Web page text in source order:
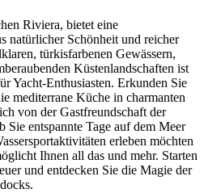
Riviera, bietet eine
natürlicher Schönheit und reicher
türkisfarbenen Gewässern,
Küstenlandschaften ist
Yacht-Enthusiasten. Erkunden Sie
mediterrane Küche in charmanten
von der Gastfreundschaft der
Sie entspannte Tage auf dem Meer
erleben möchten
Ihnen all das und mehr. Starten
und entdecken Sie die Magie der